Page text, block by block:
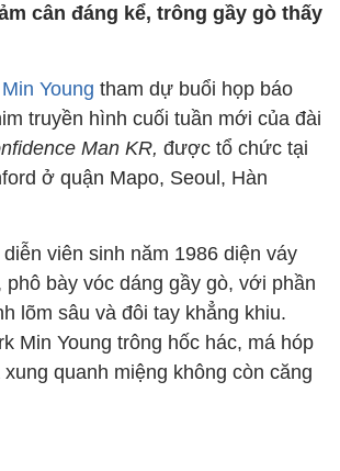
cân đáng kể, trông gầy gò thấy
Young tham dự buổi họp báo
truyền hình cuối tuần mới của đài
Man KR, được tổ chức tại
ở quận Mapo, Seoul, Hàn
viên sinh năm 1986 diện váy
phô bày vóc dáng gầy gò, với phần
lõm sâu và đôi tay khẳng khiu.
Min Young trông hốc hác, má hóp
quanh miệng không còn căng